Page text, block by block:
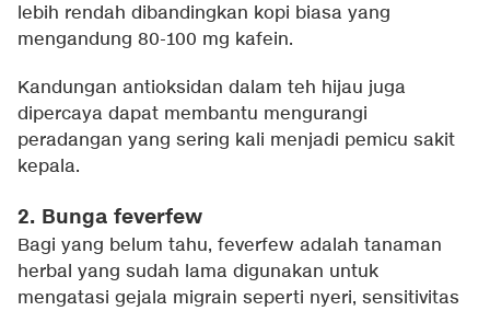
lebih rendah dibandingkan kopi biasa yang
mengandung 80-100 mg kafein.
Kandungan antioksidan dalam teh hijau juga
dipercaya dapat membantu mengurangi
peradangan yang sering kali menjadi pemicu sakit
kepala.
2. Bunga feverfew
Bagi yang belum tahu, feverfew adalah tanaman
herbal yang sudah lama digunakan untuk
mengatasi gejala migrain seperti nyeri, sensitivitas